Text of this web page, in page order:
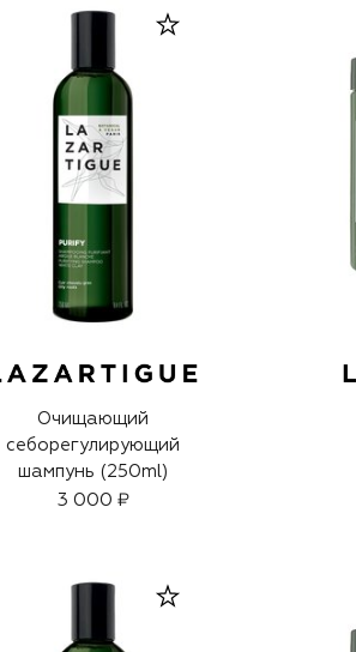
Очищающий
себорегулирующий
шампунь (250ml)
3 000 ₽